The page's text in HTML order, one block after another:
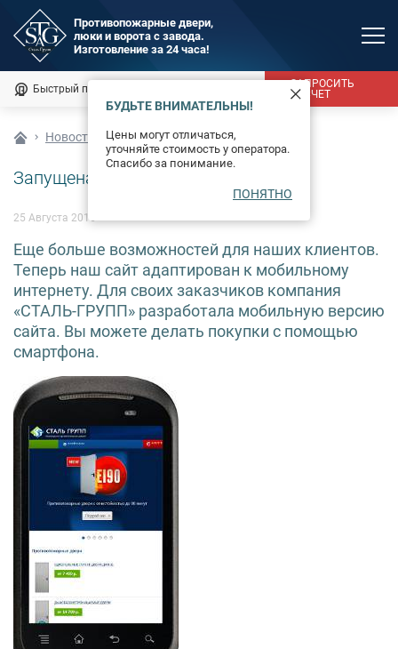
Быстрый подбор
ЗАПРОСИТЬ
РАСЧЕТ
Противопожарные двери,
люки и ворота с завода.
Изготовление за 24 часа!
Сертификаты
О компании
Новости
Контакты
Работаем без выходных:
БУДЬТЕ ВНИМАТЕЛЬНЫ!
Цены могут отличаться,
уточняйте стоимость у оператора.
Спасибо за понимание.
ПОНЯТНО
Новости
Запущена мобильная версия сайта
25 Августа 2016
Еще больше возможностей для наших клиентов.
Теперь наш сайт адаптирован к мобильному
интернету. Для своих заказчиков компания
«СТАЛЬ-ГРУПП» разработала мобильную версию
сайта. Вы можете делать покупки с помощью
смартфона.
MAX
Мы онлайн